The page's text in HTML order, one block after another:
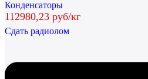
Конденсаторы
112980,23 руб/кг
Сдать радиолом